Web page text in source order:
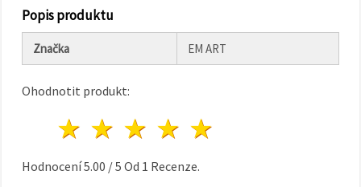
Popis produktu
Značka EM ART
Ohodnotit produkt:
4 hvězdy
3 hvězdy
2 hvězdy
1 hvězda
Hodnocení5.00 /5 Od 1 Recenze.